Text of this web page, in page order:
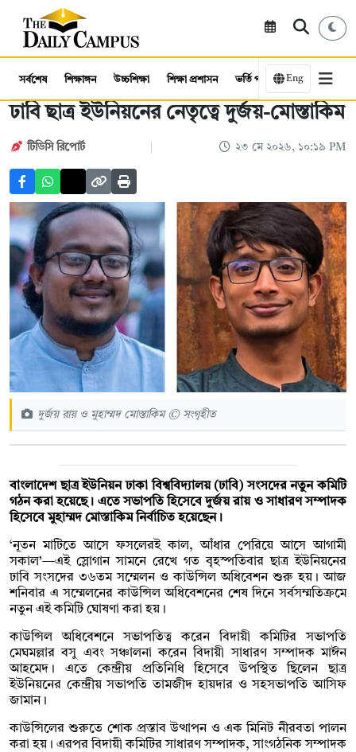
সর্বশেষ শিক্ষাঙ্গন উচ্চশিক্ষা শিক্ষা প্রশাসন ভর্তি পরীক্ষা কর্মসংস্থান
Eng
ঢাবি ছাত্র ইউনিয়নের নেতৃত্বে দুর্জয়-মোস্তাকিম
টিডিসি রিপোর্ট ২৩ মে ২০২৬, ১০:১৯ PM
দুর্জয় রায় ও মুহাম্মদ মোস্তাকিম © সংগৃহীত
বাংলাদেশ ছাত্র ইউনিয়ন ঢাকা বিশ্ববিদ্যালয় (ঢাবি) সংসদের নতুন কমিটি
গঠন করা হয়েছে। এতে সভাপতি হিসেবে দুর্জয় রায় ও সাধারণ সম্পাদক
হিসেবে মুহাম্মদ মোস্তাকিম নির্বাচিত হয়েছেন।
‘নূতন মাটিতে আসে ফসলেরই কাল, আঁধার পেরিয়ে আসে আগামী
সকাল’—এই স্লোগান সামনে রেখে গত বৃহস্পতিবার ছাত্র ইউনিয়নের
ঢাবি সংসদের ৩৬তম সম্মেলন ও কাউন্সিল অধিবেশন শুরু হয়। আজ
শনিবার এ সম্মেলনের কাউন্সিল অধিবেশনের শেষ দিনে সর্বসম্মতিক্রমে
নতুন এই কমিটি ঘোষণা করা হয়।
কাউন্সিল অধিবেশনে সভাপতিত্ব করেন বিদায়ী কমিটির সভাপতি
মেঘমল্লার বসু এবং সঞ্চালনা করেন বিদায়ী সাধারণ সম্পাদক মাঈন
আহমেদ। এতে কেন্দ্রীয় প্রতিনিধি হিসেবে উপস্থিত ছিলেন ছাত্র
ইউনিয়নের কেন্দ্রীয় সভাপতি তামজীদ হায়দার ও সহসভাপতি আসিফ
জামান।
কাউন্সিলের শুরুতে শোক প্রস্তাব উত্থাপন ও এক মিনিট নীরবতা পালন
করা হয়। এরপর বিদায়ী কমিটির সাধারণ সম্পাদক, সাংগঠনিক সম্পাদক